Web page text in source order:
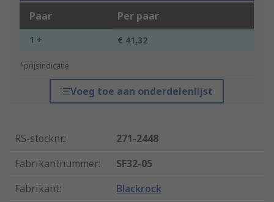
Paar Per paar
1 + € 41,32
*prijsindicatie
Voeg toe aan onderdelenlijst
RS-stocknr.:
271-2448
Fabrikantnummer:
SF32-05
Fabrikant: Blackrock